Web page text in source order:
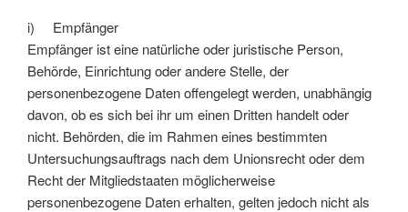
i) Empfänger
Empfänger ist eine natürliche oder juristische Person,
Behörde, Einrichtung oder andere Stelle, der
personenbezogene Daten offengelegt werden, unabhängig
davon, ob es sich bei ihr um einen Dritten handelt oder
nicht. Behörden, die im Rahmen eines bestimmten
Untersuchungsauftrags nach dem Unionsrecht oder dem
Recht der Mitgliedstaaten möglicherweise
personenbezogene Daten erhalten, gelten jedoch nicht als